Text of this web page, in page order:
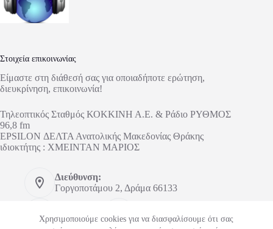
Χρησιμοποιούμε cookies για να διασφαλίσουμε ότι σας
Στοιχεία επικοινωνίας
Είμαστε στη διάθεσή σας για οποιαδήποτε ερώτηση,
διευκρίνηση, επικοινωνία!
Τηλεοπτικός Σταθμός ΚΟΚΚΙΝΗ Α.Ε. & Ράδιο ΡΥΘΜΟΣ
96,8 fm
EPSILON ΔΕΛΤΑ Ανατολικής Μακεδονίας Θράκης
ιδιοκτήτης : ΧΜΕΙΝΤΑΝ ΜΑΡΙΟΣ
Διεύθυνση:
Γοργοποτάμου 2, Δράμα 66133
2521303673
6948148626